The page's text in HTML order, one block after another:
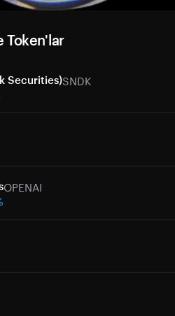
Token'lar
Securities)SNDK
OPENAI